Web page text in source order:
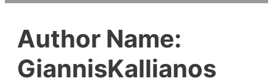
Author Name:
GiannisKallianos